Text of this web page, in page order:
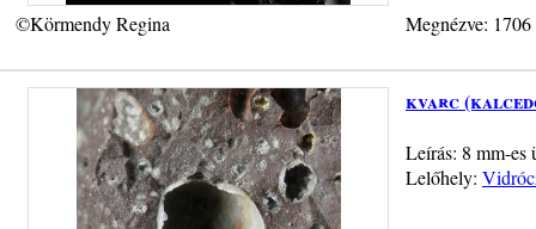
©Körmendy Regina Megnézve:
kvarc
Leírás: 8 mm-es
Lelőhely: